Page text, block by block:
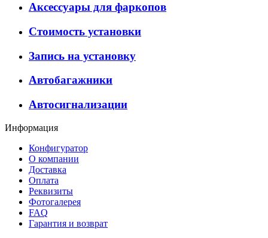
Аксессуары для фаркопов
Стоимость установки
Запись на установку
Автобагажники
Автосигнализации
Информация
Конфигуратор
О компании
Доставка
Оплата
Реквизиты
Фотогалерея
FAQ
Гарантия и возврат